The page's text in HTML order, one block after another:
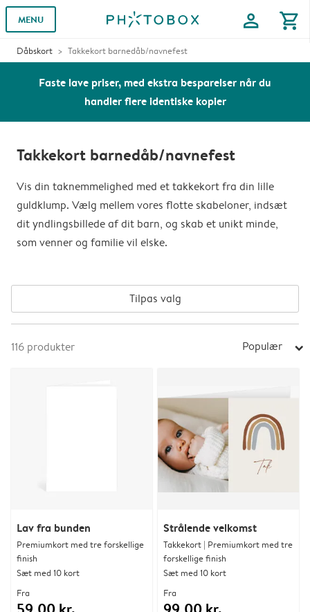
MENU profile shopping_cart
Dåbskort Takkekort barnedåb/navnefest
Faste lave priser, med ekstra besparelser når du
handler flere identiske kopier
Takkekort barnedåb/navnefest
Vis din taknemmelighed med et takkekort fra din lille
guldklump. Vælg mellem vores flotte skabeloner, indsæt
dit yndlingsbillede af dit barn, og skab et unikt minde,
som venner og familie vil elske.
Tilpas valg
116 produkter Populær arrow_right
Lav fra bunden
Premiumkort med tre forskellige
finish
Sæt med 10 kort
Fra
Strålende velkomst
Takkekort | Premiumkort med tre
forskellige finish
Sæt med 10 kort
Fra